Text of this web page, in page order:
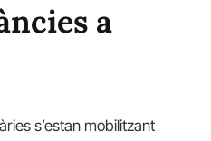
a
s’estan mobilitzant